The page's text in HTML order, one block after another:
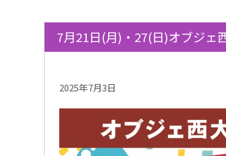
7月21日(月)・27(日)オブジェ
2025年7月3日